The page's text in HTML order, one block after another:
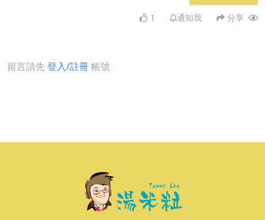
1 通知我 分享
留言請先登入/註冊帳號